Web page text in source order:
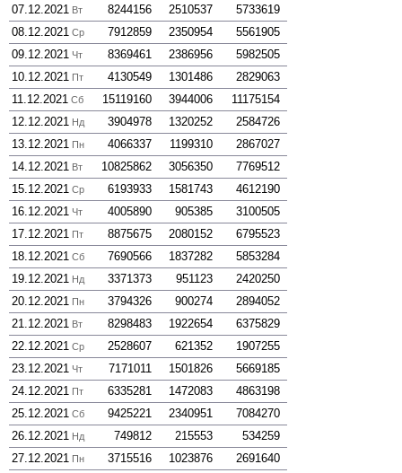
07.12.2021 Вт 8244156 2510537
5733619
08.12.2021 Ср 7912859 2350954
5561905
09.12.2021 Чт 8369461 2386956
5982505
10.12.2021 Пт 4130549 1301486
2829063
11.12.2021 Сб 15119160 3944006
11175154
12.12.2021 Нд 3904978 1320252
2584726
13.12.2021 Пн 4066337 1199310
2867027
14.12.2021 Вт 10825862 3056350
7769512
15.12.2021 Ср 6193933 1581743
4612190
16.12.2021 Чт 4005890 905385
3100505
17.12.2021 Пт 8875675 2080152
6795523
18.12.2021 Сб 7690566 1837282
5853284
19.12.2021 Нд 3371373 951123
2420250
20.12.2021 Пн 3794326 900274
2894052
21.12.2021 Вт 8298483 1922654
6375829
22.12.2021 Ср 2528607 621352
1907255
23.12.2021 Чт 7171011 1501826
5669185
24.12.2021 Пт 6335281 1472083
4863198
25.12.2021 Сб 9425221 2340951
7084270
26.12.2021 Нд 749812 215553
534259
27.12.2021 Пн 3715516 1023876
2691640